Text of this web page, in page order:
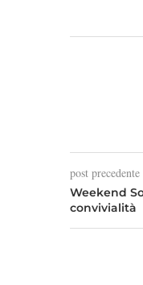
post precedente
Weekend
convivialità